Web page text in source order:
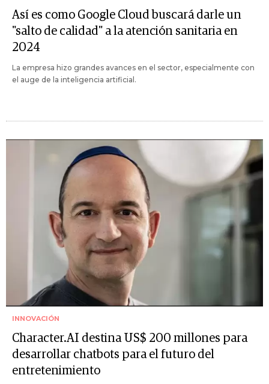
Así es como Google Cloud buscará darle un
"salto de calidad" a la atención sanitaria en
2024
La empresa hizo grandes avances en el sector, especialmente con
el auge de la inteligencia artificial.
INNOVACIÓN
Character.AI destina US$ 200 millones para
desarrollar chatbots para el futuro del
entretenimiento